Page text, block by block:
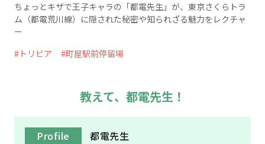
ちょっとキザで王子キャラの「都電先生」が、東京さくらトラ
ム（都電荒川線）に隠された秘密や知られざる魅力をレクチャ
ー
トリビア
町屋駅前停留場
教えて、都電先生！
Profile 都電先生